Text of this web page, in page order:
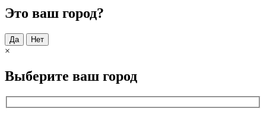
Это ваш город?
Да Нет
×
Выберите ваш город